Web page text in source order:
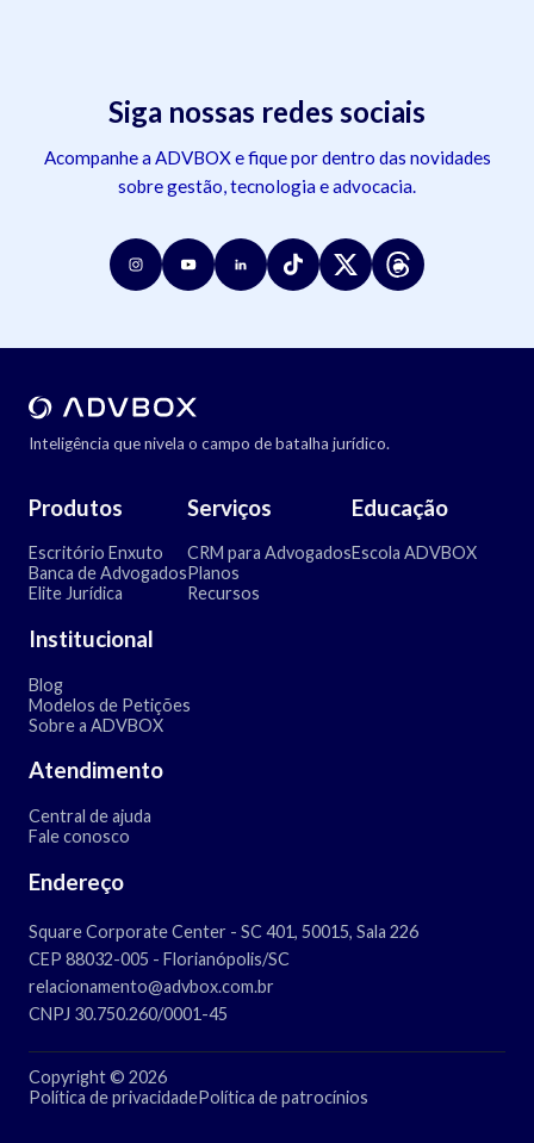
Siga nossas redes sociais
Acompanhe a ADVBOX e fique por dentro das novidades
sobre gestão, tecnologia e advocacia.
Inteligência que nivela o campo de batalha jurídico.
Produtos
Escritório Enxuto
Banca de Advogados
Elite Jurídica
Serviços
CRM para Advogados
Planos
Recursos
Educação
Escola ADVBOX
Institucional
Blog
Modelos de Petições
Sobre a ADVBOX
Atendimento
Central de ajuda
Fale conosco
Endereço
Square Corporate Center - SC 401, 50015, Sala 226
CEP 88032-005 - Florianópolis/SC
relacionamento@advbox.com.br
CNPJ 30.750.260/0001-45
Copyright © 2026
Política de privacidadePolítica de patrocínios